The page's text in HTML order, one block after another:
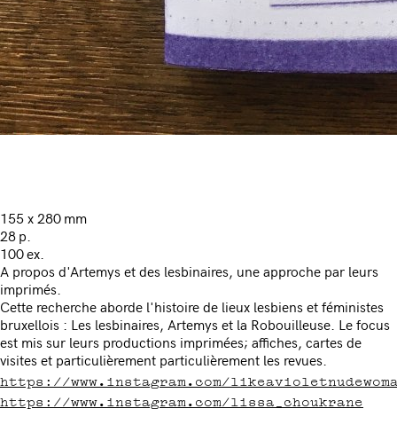
155 x 280 mm
28 p.
100 ex.
A propos d'Artemys et des lesbinaires, une approche par leurs
imprimés.
Cette recherche aborde l'histoire de lieux lesbiens et féministes
bruxellois : Les lesbinaires, Artemys et la Robouilleuse. Le focus
est mis sur leurs productions imprimées; affiches, cartes de
visites et particulièrement particulièrement les revues.
https://www.instagram.com/
https://www.instagram.com/lissa_choukrane